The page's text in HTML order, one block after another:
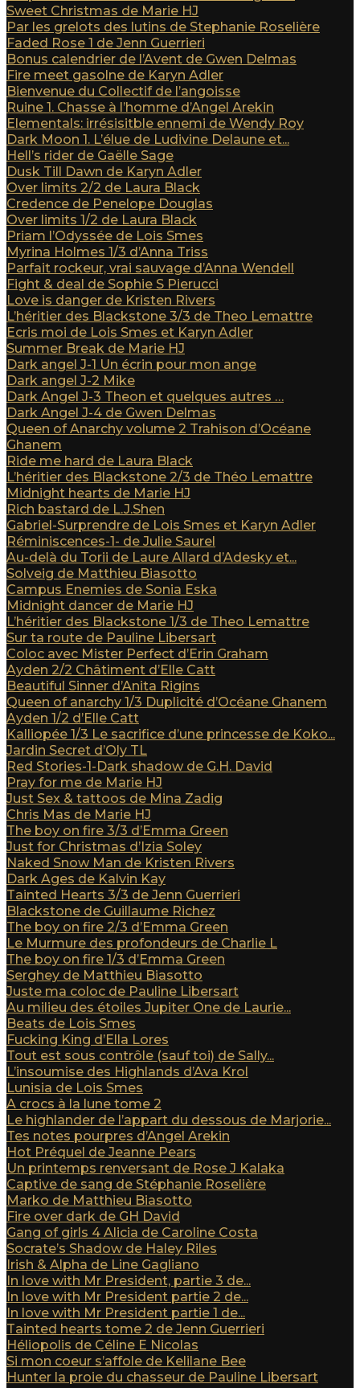
Sweet Christmas de Marie HJ
Par les grelots des lutins de Stephanie Roselière
Faded Rose 1 de Jenn Guerrieri
Bonus calendrier de l’Avent de Gwen Delmas
Fire meet gasolne de Karyn Adler
Bienvenue du Collectif de l’angoisse
Ruine 1. Chasse à l’homme d’Angel Arekin
Elementals: irrésisitble ennemi de Wendy Roy
Dark Moon 1. L’élue de Ludivine Delaune et...
Hell’s rider de Gaëlle Sage
Dusk Till Dawn de Karyn Adler
Over limits 2/2 de Laura Black
Credence de Penelope Douglas
Over limits 1/2 de Laura Black
Priam l’Odyssée de Lois Smes
Myrina Holmes 1/3 d’Anna Triss
Parfait rockeur, vrai sauvage d’Anna Wendell
Fight & deal de Sophie S Pierucci
Love is danger de Kristen Rivers
L’héritier des Blackstone 3/3 de Theo Lemattre
Ecris moi de Lois Smes et Karyn Adler
Summer Break de Marie HJ
Dark angel J-1 Un écrin pour mon ange
Dark angel J-2 Mike
Dark Angel J-3 Theon et quelques autres …
Dark Angel J-4 de Gwen Delmas
Queen of Anarchy volume 2 Trahison d’Océane
Ghanem
Ride me hard de Laura Black
L’héritier des Blackstone 2/3 de Théo Lemattre
Midnight hearts de Marie HJ
Rich bastard de L.J.Shen
Gabriel-Surprendre de Lois Smes et Karyn Adler
Réminiscences-1- de Julie Saurel
Au-delà du Torii de Laure Allard d’Adesky et...
Solveig de Matthieu Biasotto
Campus Enemies de Sonia Eska
Midnight dancer de Marie HJ
L’héritier des Blackstone 1/3 de Theo Lemattre
Sur ta route de Pauline Libersart
Coloc avec Mister Perfect d’Erin Graham
Ayden 2/2 Châtiment d’Elle Catt
Beautiful Sinner d’Anita Rigins
Queen of anarchy 1/3 Duplicité d’Océane Ghanem
Ayden 1/2 d’Elle Catt
Kalliopée 1/3 Le sacrifice d’une princesse de Koko...
Jardin Secret d’Oly TL
Red Stories-1-Dark shadow de G.H. David
Pray for me de Marie HJ
Just Sex & tattoos de Mina Zadig
Chris Mas de Marie HJ
The boy on fire 3/3 d’Emma Green
Just for Christmas d’Izia Soley
Naked Snow Man de Kristen Rivers
Dark Ages de Kalvin Kay
Tainted Hearts 3/3 de Jenn Guerrieri
Blackstone de Guillaume Richez
The boy on fire 2/3 d’Emma Green
Le Murmure des profondeurs de Charlie L
The boy on fire 1/3 d’Emma Green
Serghey de Matthieu Biasotto
Juste ma coloc de Pauline Libersart
Au milieu des étoiles Jupiter One de Laurie...
Beats de Lois Smes
Fucking King d’Ella Lores
Tout est sous contrôle (sauf toi) de Sally...
L’insoumise des Highlands d’Ava Krol
Lunisia de Lois Smes
A crocs à la lune tome 2
Le highlander de l’appart du dessous de Marjorie...
Tes notes pourpres d’Angel Arekin
Hot Préquel de Jeanne Pears
Un printemps renversant de Rose J Kalaka
Captive de sang de Stéphanie Roselière
Marko de Matthieu Biasotto
Fire over dark de GH David
Gang of girls 4 Alicia de Caroline Costa
Socrate’s Shadow de Haley Riles
Irish & Alpha de Line Gagliano
In love with Mr President, partie 3 de...
In love with Mr President partie 2 de...
In love with Mr President partie 1 de...
Tainted hearts tome 2 de Jenn Guerrieri
Héliopolis de Céline E Nicolas
Si mon coeur s’affole de Kelilane Bee
Hunter la proie du chasseur de Pauline Libersart